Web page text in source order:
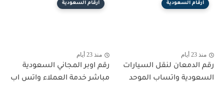
أرقام السعودية
منذ 23 أيام
رقم الدمعان لنقل السيارات
السعودية واتساب الموحد
أرقام السعودية
منذ 23 أيام
رقم اوبر المجاني السعودية
مباشر خدمة العملاء واتس اب